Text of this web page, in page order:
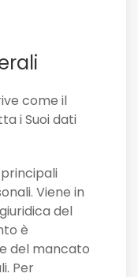
come il
i Suoi dati
Viene in
del
è
del mancato
Per